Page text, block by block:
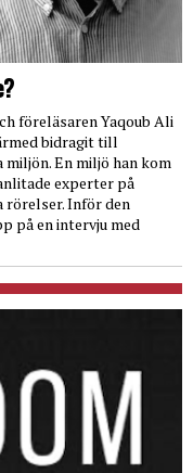
föreläsaren Yaqoub Ali
bidragit till
En miljö han kom
experter på
rörelser. Inför den
på en intervju med